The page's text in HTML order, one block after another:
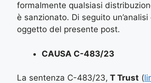
formalmente qualsiasi
è sanzionato. Di seguito
oggetto del presente post.
CAUSA C-483/23
La sentenza C-483/23, T Trust (